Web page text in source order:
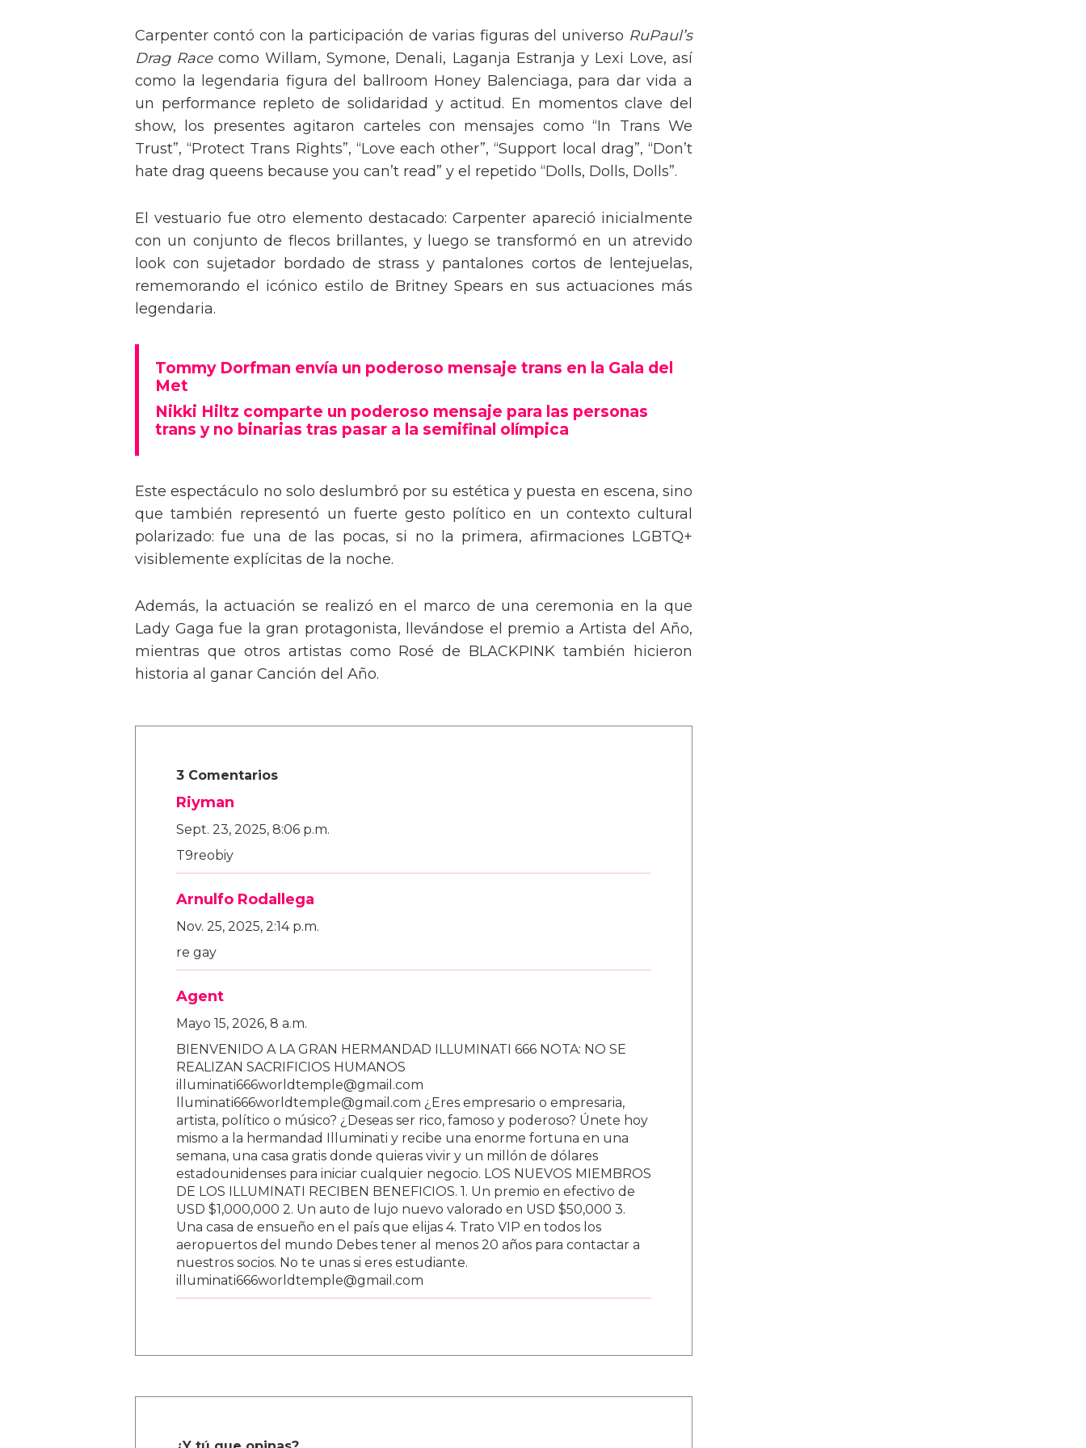
Carpenter contó con la participación de varias figuras del universo RuPaul’s
Drag Racecomo Willam, Symone, Denali, Laganja Estranja y Lexi Love, así
como la legendaria figura del ballroom Honey Balenciaga, para dar vida a
un performance repleto de solidaridad y actitud. En momentos clave del
show, los presentes agitaron carteles con mensajes como “In Trans We
Trust”, “Protect Trans Rights”, “Love each other”, “Support local drag”, “Don’t
hate drag queens because you can’t read” y el repetido “Dolls, Dolls, Dolls”.
El vestuario fue otro elemento destacado: Carpenter apareció inicialmente
con un conjunto de flecos brillantes, y luego se transformó en un atrevido
look con sujetador bordado de strass y pantalones cortos de lentejuelas,
rememorando el icónico estilo de Britney Spears en sus actuaciones más
legendaria.
Tommy Dorfman envía un poderoso mensaje trans en la Gala del
Met
Nikki Hiltz comparte un poderoso mensaje para las personas
trans y no binarias tras pasar a la semifinal olímpica
Este espectáculo no solo deslumbró por su estética y puesta en escena, sino
que también representó un fuerte gesto político en un contexto cultural
polarizado: fue una de las pocas, si no la primera, afirmaciones LGBTQ+
visiblemente explícitas de la noche.
Además, la actuación se realizó en el marco de una ceremonia en la que
Lady Gaga fue la gran protagonista, llevándose el premio a Artista del Año,
mientras que otros artistas como Rosé de BLACKPINK también hicieron
historia al ganar Canción del Año.
3 Comentarios
Riyman
Sept. 23, 2025, 8:06 p.m.
T9reobiy
Arnulfo Rodallega
Nov. 25, 2025, 2:14 p.m.
re gay
Agent
Mayo 15, 2026, 8 a.m.
BIENVENIDO A LA GRAN HERMANDAD ILLUMINATI 666 NOTA: NO SE
REALIZAN SACRIFICIOS HUMANOS
illuminati666worldtemple@gmail.com
lluminati666worldtemple@gmail.com ¿Eres empresario o empresaria,
artista, político o músico? ¿Deseas ser rico, famoso y poderoso? Únete hoy
mismo a la hermandad Illuminati y recibe una enorme fortuna en una
semana, una casa gratis donde quieras vivir y un millón de dólares
estadounidenses para iniciar cualquier negocio. LOS NUEVOS MIEMBROS
DE LOS ILLUMINATI RECIBEN BENEFICIOS. 1. Un premio en efectivo de
USD $1,000,000 2. Un auto de lujo nuevo valorado en USD $50,000 3.
Una casa de ensueño en el país que elijas 4. Trato VIP en todos los
aeropuertos del mundo Debes tener al menos 20 años para contactar a
nuestros socios. No te unas si eres estudiante.
illuminati666worldtemple@gmail.com